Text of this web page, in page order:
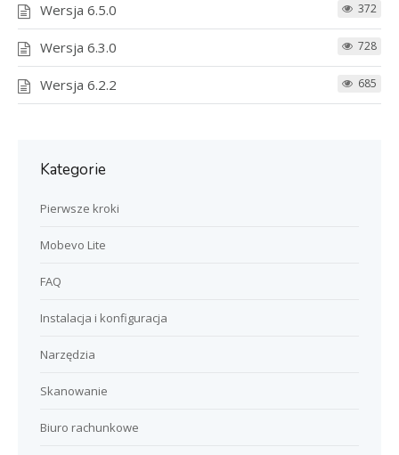
Wersja 6.5.0 372
Wersja 6.3.0 728
Wersja 6.2.2 685
Kategorie
Pierwsze kroki
Mobevo Lite
FAQ
Instalacja i konfiguracja
Narzędzia
Skanowanie
Biuro rachunkowe